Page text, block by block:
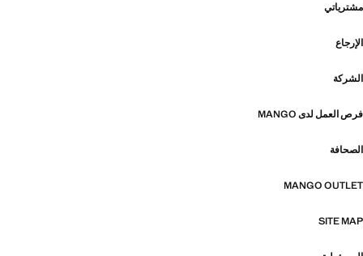
مشترياتي
الإرجاع
الشركة
فرص العمل لدى MANGO
الصحافة
MANGO OUTLET
SITE MAP